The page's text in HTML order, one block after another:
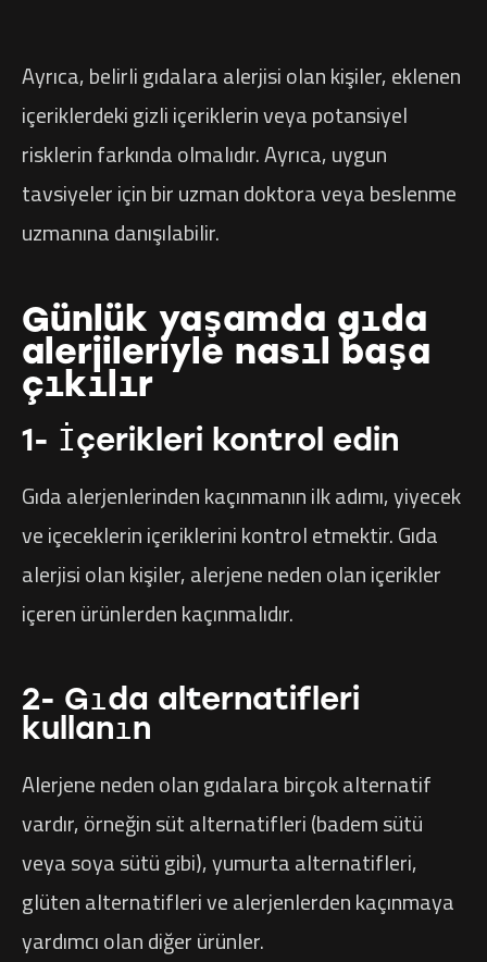
Ayrıca, belirli gıdalara alerjisi olan kişiler, eklenen
içeriklerdeki gizli içeriklerin veya potansiyel
risklerin farkında olmalıdır. Ayrıca, uygun
tavsiyeler için bir uzman doktora veya beslenme
uzmanına danışılabilir.
Günlük yaşamda gıda
alerjileriyle nasıl başa
çıkılır
1- İçerikleri kontrol edin
Gıda alerjenlerinden kaçınmanın ilk adımı, yiyecek
ve içeceklerin içeriklerini kontrol etmektir. Gıda
alerjisi olan kişiler, alerjene neden olan içerikler
içeren ürünlerden kaçınmalıdır.
2- Gıda alternatifleri
kullanın
Alerjene neden olan gıdalara birçok alternatif
vardır, örneğin süt alternatifleri (badem sütü
veya soya sütü gibi), yumurta alternatifleri,
glüten alternatifleri ve alerjenlerden kaçınmaya
yardımcı olan diğer ürünler.